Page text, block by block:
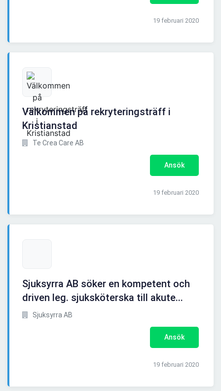
19 februari 2020
Välkommen på rekryteringsträff i
Kristianstad
Te Crea Care AB
Ansök
19 februari 2020
Sjuksyrra AB söker en kompetent och
driven leg. sjuksköterska till akute...
Sjuksyrra AB
Ansök
19 februari 2020